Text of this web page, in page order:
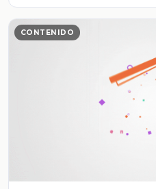
CONTENIDO